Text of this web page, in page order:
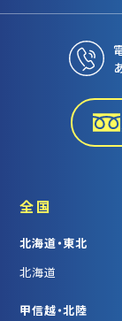
全国
北海道・東北
北海道
甲信越・北陸